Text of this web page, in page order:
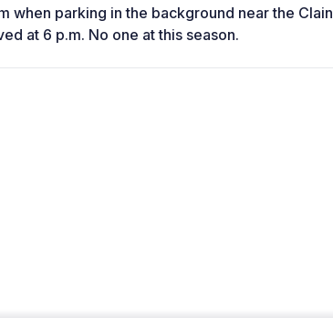
when parking in the background near the Clain
at 6 p.m. No one at this season.